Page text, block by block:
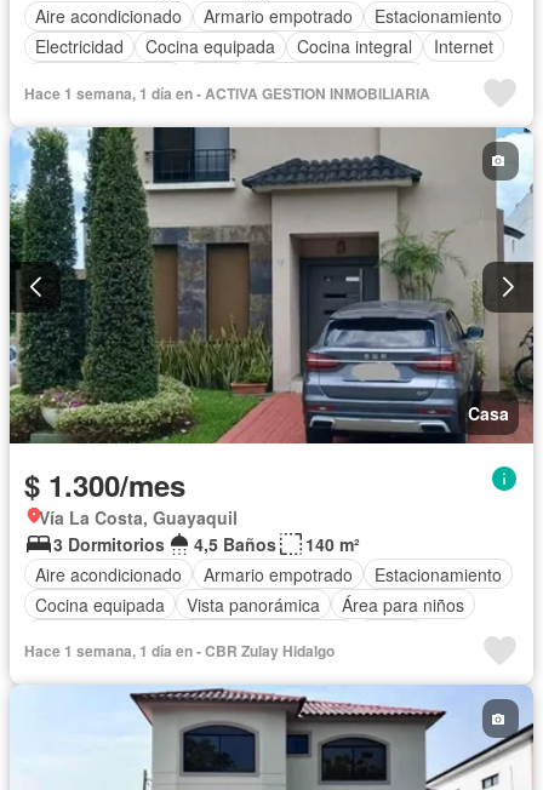
Aire acondicionado
Armario empotrado
Estacionamiento
Electricidad
Cocina equipada Cocina integral
Internet
Gimnasio
Ascensor Seguridad Piscina
Hace 1 semana, 1 día en - ACTIVA GESTION INMOBILIARIA
Casa
$ 1.300/mes
Vía La Costa, Guayaquil
3 Dormitorios
4,5 Baños
140 m²
Aire acondicionado
Armario empotrado
Estacionamiento
Cocina equipada
Vista panorámica
Área para niños
Seguridad
Piscina Completamente amoblado
Hace 1 semana, 1 día en - CBR Zulay Hidalgo